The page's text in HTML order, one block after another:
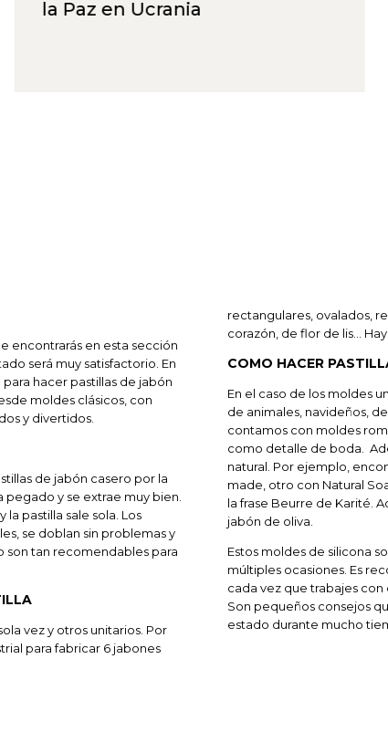
la Paz en Ucrania
encontrarás en esta sección
será muy satisfactorio. En
hacer pastillas de jabón
moldes clásicos, con
y divertidos.
de jabón casero por la
pegado y se extrae muy bien.
pastilla sale sola. Los
se doblan sin problemas y
son tan recomendables para
vez y otros unitarios. Por
para fabricar 6 jabones
rectangulares, ovalados,
corazón, de flor de lis…
COMO HACER
En el caso de los moldes
de animales, navideños,
contamos con moldes
como detalle de boda.
natural. Por ejemplo,
made, otro con Natural
la frase Beurre de Karité.
jabón de oliva.
Estos moldes de silicona
múltiples ocasiones. Es
cada vez que trabajes con
Son pequeños consejos
estado durante mucho